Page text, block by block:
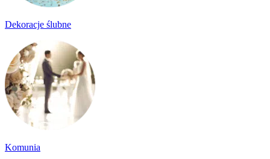
Dekoracje ślubne
Komunia